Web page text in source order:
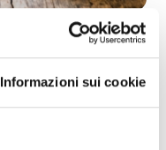
Informazioni sui cookie